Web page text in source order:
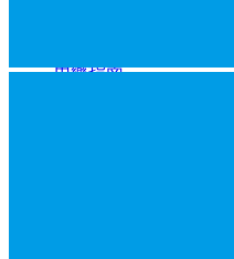
用藥指南